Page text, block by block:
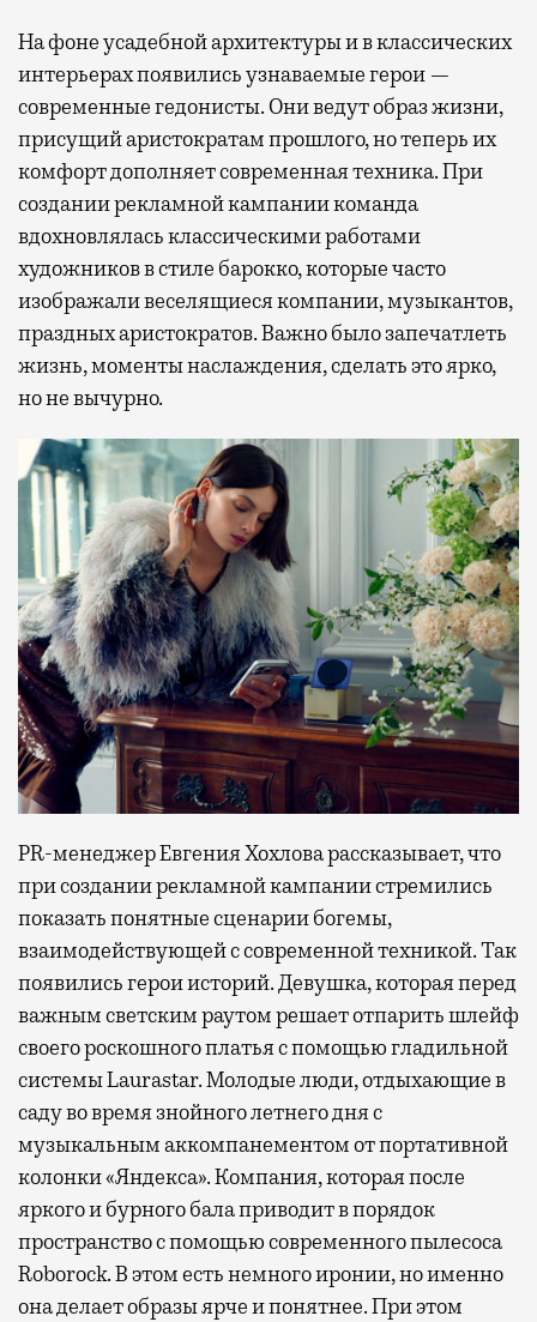
На фоне усадебной архитектуры и в классических
интерьерах появились узнаваемые герои —
современные гедонисты. Они ведут образ жизни,
присущий аристократам прошлого, но теперь их
комфорт дополняет современная техника. При
создании рекламной кампании команда
вдохновлялась классическими работами
художников в стиле барокко, которые часто
изображали веселящиеся компании, музыкантов,
праздных аристократов. Важно было запечатлеть
жизнь, моменты наслаждения, сделать это ярко,
но не вычурно.
PR-менеджер Евгения Хохлова рассказывает, что
при создании рекламной кампании стремились
показать понятные сценарии богемы,
взаимодействующей с современной техникой. Так
появились герои историй. Девушка, которая перед
важным светским раутом решает отпарить шлейф
своего роскошного платья с помощью гладильной
системы Laurastar. Молодые люди, отдыхающие в
саду во время знойного летнего дня с
музыкальным аккомпанементом от портативной
колонки «Яндекса». Компания, которая после
яркого и бурного бала приводит в порядок
пространство с помощью современного пылесоса
Roborock. В этом есть немного иронии, но именно
она делает образы ярче и понятнее. При этом